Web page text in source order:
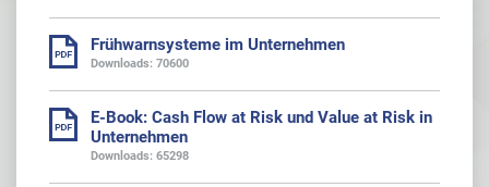
Frühwarnsysteme im Unternehmen
Downloads: 70600
E-Book: Cash Flow at Risk und Value at Risk in
Unternehmen
Downloads: 65298